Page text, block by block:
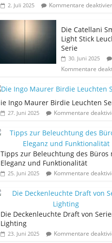
2. Juli 2025 Kommentare
Die Catellani
Light Stick
Serie
30. Juni 2025
Kommentare
ie Ingo Maurer Birdie Leuchten
27. Juni 2025 Kommentare
Tipps zur Beleuchtung des Büros
Eleganz und Funktionalität
25. Juni 2025 Kommentare
Die Deckenleuchte Draft von
Lighting
23. Juni 2025 Kommentare